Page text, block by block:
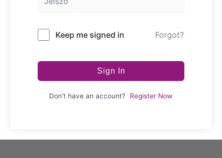
Keep me signed in Forgot?
Sign In
Don't have an account? Register Now